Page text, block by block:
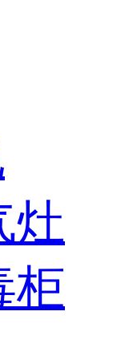
灶
柜